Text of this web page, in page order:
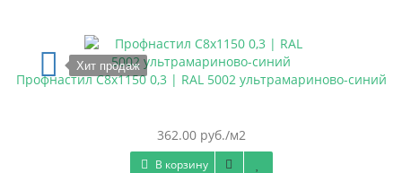
Хит продаж
Профнастил С8х1150 0,3 | RAL 5002 ультрамариново-синий
362.00 руб./м2
В корзину